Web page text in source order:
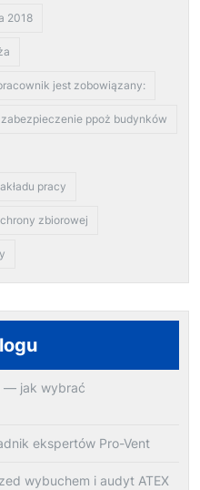
2018
jest zobowiązany:
zabezpieczenie ppoż budynków
pracy
zbiorowej
— jak wybrać
ekspertów Pro-Vent
wybuchem i audyt ATEX